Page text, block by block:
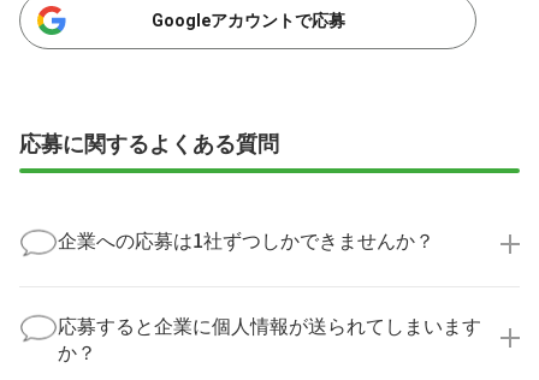
Googleアカウントで応募
応募に関するよくある質問
企業への応募は1社ずつしかできませんか？
実際に医療キャリアナビを利用して転職に成功した方
の多くは、複数応募して自分に合った職場を選ばれて
います。
応募すると企業に個人情報が送られてしまいます
か？